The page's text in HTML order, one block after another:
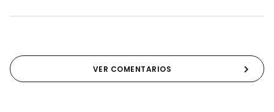
VER COMENTARIOS